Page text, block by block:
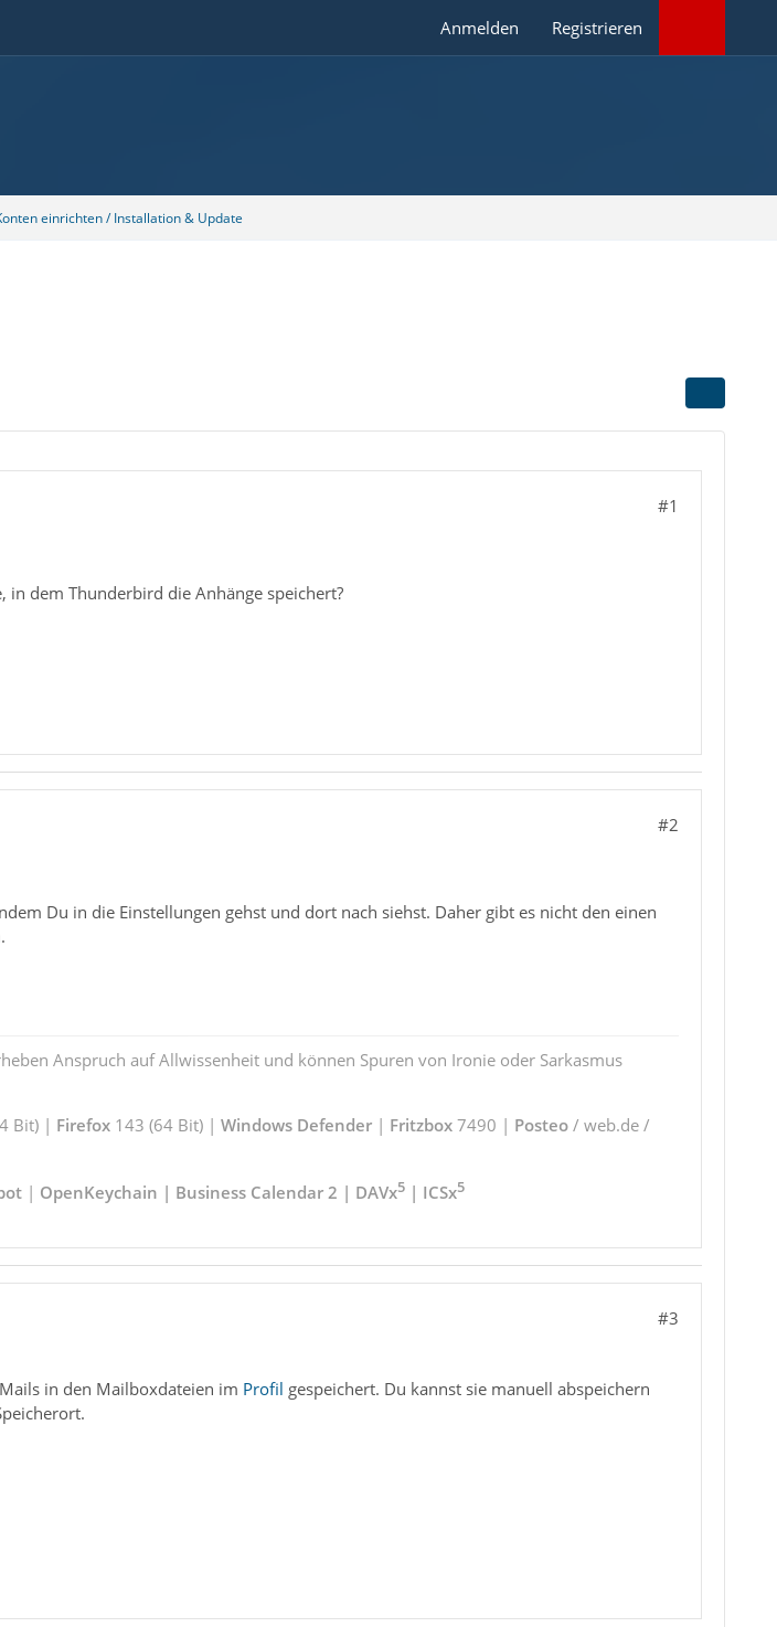
Anmelden Registrieren
einrichten / Installation & Update
#1
dem Thunderbird die Anhänge speichert?
#2
Du in die Einstellungen gehst und dort nach siehst. Daher gibt es nicht den einen
Anspruch auf Allwissenheit und können Spuren von Ironie oder Sarkasmus
Bit) | Firefox143 (64 Bit) | Windows Defender| Fritzbox7490 | Posteo/ web.de /
| OpenKeychain | Business Calendar 2 | DAVx5| ICSx5
#3
in den Mailboxdateien im Profil gespeichert. Du kannst sie manuell abspeichern